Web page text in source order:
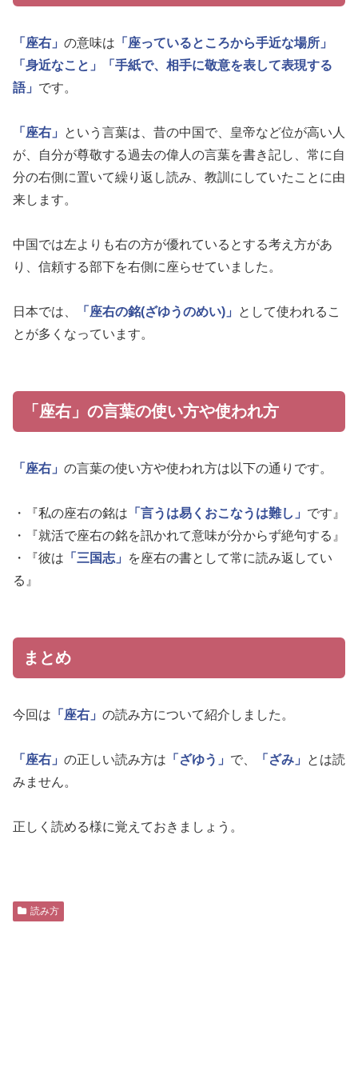
「座右」 の意味は 「座っているところから手近な場所」
「身近なこと」
「手紙で、相手に敬意を表して表現する
語」 です。
「座右」
という言葉は、昔の中国で、皇帝など位が高い人
が、自分が尊敬する過去の偉人の言葉を書き記し、常に自
分の右側に置いて繰り返し読み、教訓にしていたことに由
来します。
中国では左よりも右の方が優れているとする考え方があ
り、信頼する部下を右側に座らせていました。
日本では、 「座右の銘(ざゆうのめい)」
として使われるこ
とが多くなっています。
「座右」の言葉の使い方や使われ方
「座右」 の言葉の使い方や使われ方は以下の通りです。
・『私の座右の銘は 「言うは易くおこなうは難し」 です』
・『就活で座右の銘を訊かれて意味が分からず絶句する』
・『彼は 「三国志」
を座右の書として常に読み返してい
る』
まとめ
今回は 「座右」 の読み方について紹介しました。
「座右」 の正しい読み方は 「ざゆう」 で、 「ざみ」
とは読
みません。
正しく読める様に覚えておきましょう。
読み方